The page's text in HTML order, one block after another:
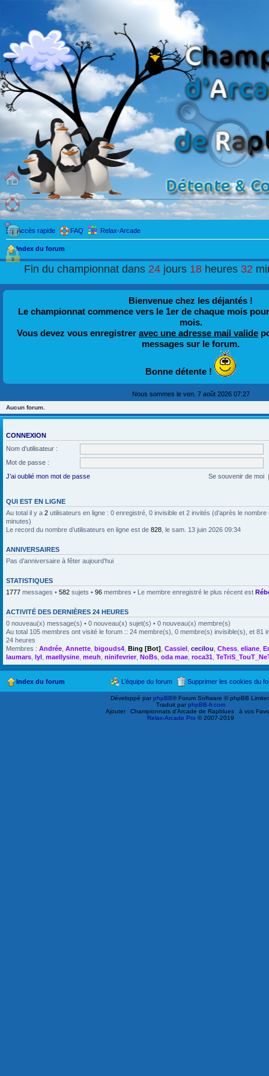
Accès rapide FAQ Relax-Arcade
Index du forum
Fin du championnat dans24 jours18 heures32
Bienvenue chez les déjantés !
Le championnat commence vers le 1er de chaque mois
mois.
Vous devez vous enregistrer avec une adresse mail valide
messages sur le forum.
Bonne détente !
Nous sommes le ven. 7 août 2026 07:27
Aucun forum.
CONNEXION
Nom d’utilisateur :
Mot de passe :
J’ai oublié mon mot de passe
Se souvenir de moi
QUI EST EN LIGNE
Au total il y a 2 utilisateurs en ligne : 0 enregistré, 0 invisible et 2 invités (d’après le
minutes)
Le record du nombre d’utilisateurs en ligne est de 828 , le sam. 13 juin 2026 09:34
ANNIVERSAIRES
Pas d’anniversaire à fêter aujourd’hui
STATISTIQUES
1777 messages • 582 sujets • 96 membres • Le membre enregistré le plus récent est
ACTIVITÉ DES DERNIÈRES 24 HEURES
0 nouveau(x) message(s) • 0 nouveau(x) sujet(s) • 0 nouveau(x) membre(s)
Au total 105 membres ont visité le forum :: 24 membre(s), 0 membre(s) invisible(s), et 81
24 heures
Membres : Andrée Annette bigouds4 Bing [Bot] Cassiel cecilou Chess eliane
laumars lyl maellysine meuh ninifevrier, NoBs oda mae roca31
Index du forum Supprimer les cookies du
L’équipe du forum
Développé parphpBB® Forum Software © phpBB
Traduit parphpBB-fr.com
Ajouter
Championnats d'Arcade de Rapblues
à vos
Relax-Arcade Pro © 2007-2019